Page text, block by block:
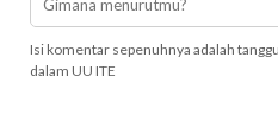
Isi komentar sepenuhnya adalah
dalam UU ITE